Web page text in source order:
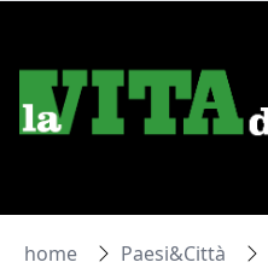
home Paesi&Città